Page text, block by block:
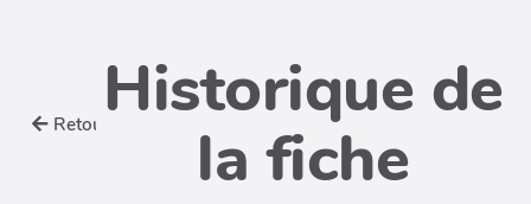
Retour Historique de
la fiche